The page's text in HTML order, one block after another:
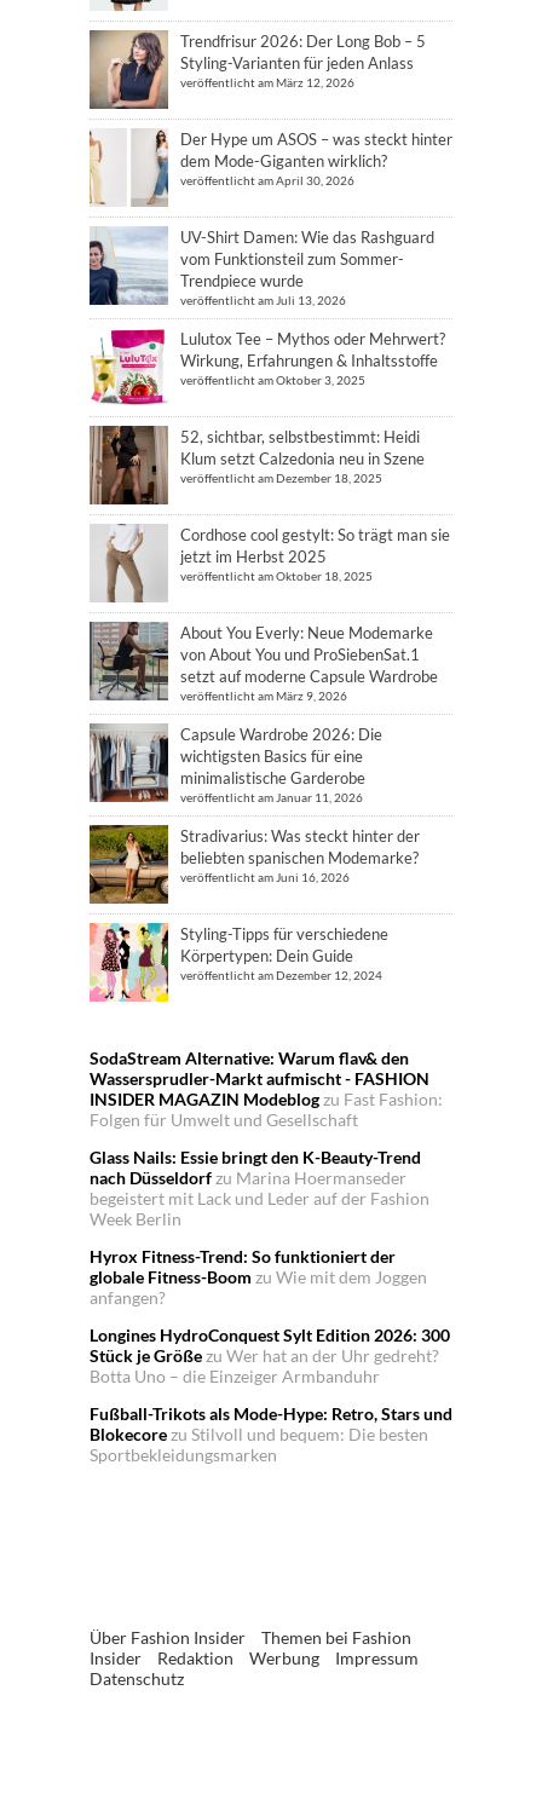
Trendfrisur 2026: Der Long Bob – 5
Styling-Varianten für jeden Anlass
veröffentlicht am März 12, 2026
Der Hype um ASOS – was steckt hinter
dem Mode-Giganten wirklich?
veröffentlicht am April 30, 2026
UV-Shirt Damen: Wie das Rashguard
vom Funktionsteil zum Sommer-
Trendpiece wurde
veröffentlicht am Juli 13, 2026
Lulutox Tee – Mythos oder Mehrwert?
Wirkung, Erfahrungen & Inhaltsstoffe
veröffentlicht am Oktober 3, 2025
52, sichtbar, selbstbestimmt: Heidi
Klum setzt Calzedonia neu in Szene
veröffentlicht am Dezember 18, 2025
Cordhose cool gestylt: So trägt man sie
jetzt im Herbst 2025
veröffentlicht am Oktober 18, 2025
About You Everly: Neue Modemarke
von About You und ProSiebenSat.1
setzt auf moderne Capsule Wardrobe
veröffentlicht am März 9, 2026
Capsule Wardrobe 2026: Die
wichtigsten Basics für eine
minimalistische Garderobe
veröffentlicht am Januar 11, 2026
Stradivarius: Was steckt hinter der
beliebten spanischen Modemarke?
veröffentlicht am Juni 16, 2026
Styling-Tipps für verschiedene
Körpertypen: Dein Guide
veröffentlicht am Dezember 12, 2024
SodaStream Alternative: Warum flav& den
Wassersprudler-Markt aufmischt - FASHION
INSIDER MAGAZIN Modeblogzu Fast Fashion:
Folgen für Umwelt und Gesellschaft
Glass Nails: Essie bringt den K-Beauty-Trend
nach Düsseldorfzu Marina Hoermanseder
begeistert mit Lack und Leder auf der Fashion
Week Berlin
Hyrox Fitness-Trend: So funktioniert der
globale Fitness-Boom zu Wie mit dem Joggen
anfangen?
Longines HydroConquest Sylt Edition 2026: 300
Stück je Größezu Wer hat an der Uhr gedreht?
Botta Uno – die Einzeiger Armbanduhr
Fußball-Trikots als Mode-Hype: Retro, Stars und
Blokecorezu Stilvoll und bequem: Die besten
Sportbekleidungsmarken
Über Fashion Insider
Themen bei Fashion
Insider
Redaktion Werbung
Impressum
Datenschutz